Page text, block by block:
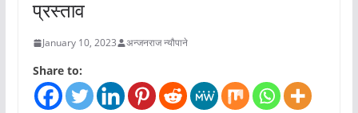
प्रस्ताव
January 10, 2023 अन्जनराज न्यौपाने
Share to: